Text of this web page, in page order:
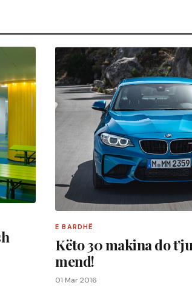
E BARDHË
Këto 30 makina do
mend!
01 Mar 2016